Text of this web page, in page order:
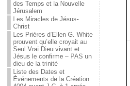
des Temps et la Nouvelle
Jérusalem
Les Miracles de Jésus-
Christ
Les Prières d’Ellen G. White
prouvent qu’elle croyait au
Seul Vrai Dieu vivant et
Jésus le confirme – PAS un
dieu de la trinité
Liste des Dates et
Événements de la Création